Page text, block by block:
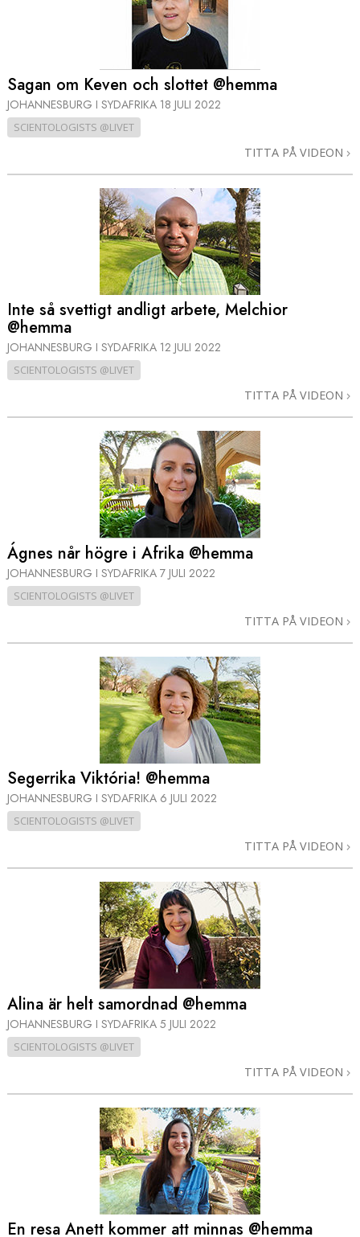
Sagan om Keven och slottet @hemma
JOHANNESBURG I SYDAFRIKA 18 JULI 2022
SCIENTOLOGISTS @LIVET
TITTA PÅ VIDEON
Inte så svettigt andligt arbete, Melchior
@hemma
JOHANNESBURG I SYDAFRIKA 12 JULI 2022
SCIENTOLOGISTS @LIVET
TITTA PÅ VIDEON
Ágnes når högre i Afrika @hemma
JOHANNESBURG I SYDAFRIKA 7 JULI 2022
SCIENTOLOGISTS @LIVET
TITTA PÅ VIDEON
Segerrika Viktória! @hemma
JOHANNESBURG I SYDAFRIKA 6 JULI 2022
SCIENTOLOGISTS @LIVET
TITTA PÅ VIDEON
Alina är helt samordnad @hemma
JOHANNESBURG I SYDAFRIKA 5 JULI 2022
SCIENTOLOGISTS @LIVET
TITTA PÅ VIDEON
En resa Anett kommer att minnas @hemma